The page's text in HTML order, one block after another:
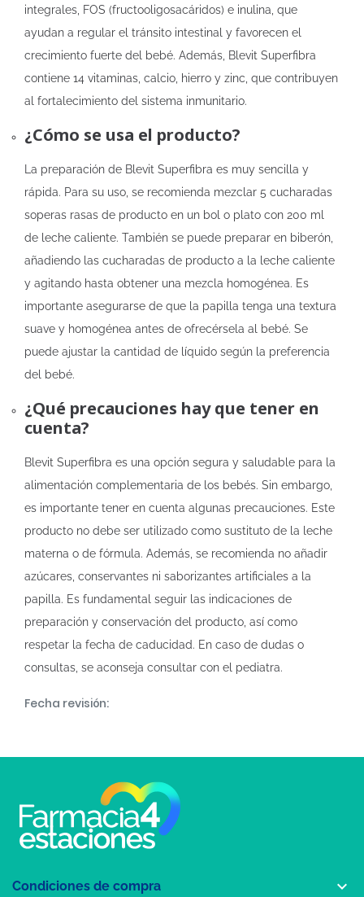
integrales, FOS (fructooligosacáridos) e inulina, que
ayudan a regular el tránsito intestinal y favorecen el
crecimiento fuerte del bebé. Además, Blevit Superfibra
contiene 14 vitaminas, calcio, hierro y zinc, que contribuyen
al fortalecimiento del sistema inmunitario.
¿Cómo se usa el producto?
La preparación de Blevit Superfibra es muy sencilla y
rápida. Para su uso, se recomienda mezclar 5 cucharadas
soperas rasas de producto en un bol o plato con 200 ml
de leche caliente. También se puede preparar en biberón,
añadiendo las cucharadas de producto a la leche caliente
y agitando hasta obtener una mezcla homogénea. Es
importante asegurarse de que la papilla tenga una textura
suave y homogénea antes de ofrecérsela al bebé. Se
puede ajustar la cantidad de líquido según la preferencia
del bebé.
¿Qué precauciones hay que tener en
cuenta?
Blevit Superfibra es una opción segura y saludable para la
alimentación complementaria de los bebés. Sin embargo,
es importante tener en cuenta algunas precauciones. Este
producto no debe ser utilizado como sustituto de la leche
materna o de fórmula. Además, se recomienda no añadir
azúcares, conservantes ni saborizantes artificiales a la
papilla. Es fundamental seguir las indicaciones de
preparación y conservación del producto, así como
respetar la fecha de caducidad. En caso de dudas o
consultas, se aconseja consultar con el pediatra.
Fecha revisión:
Condiciones de compra 